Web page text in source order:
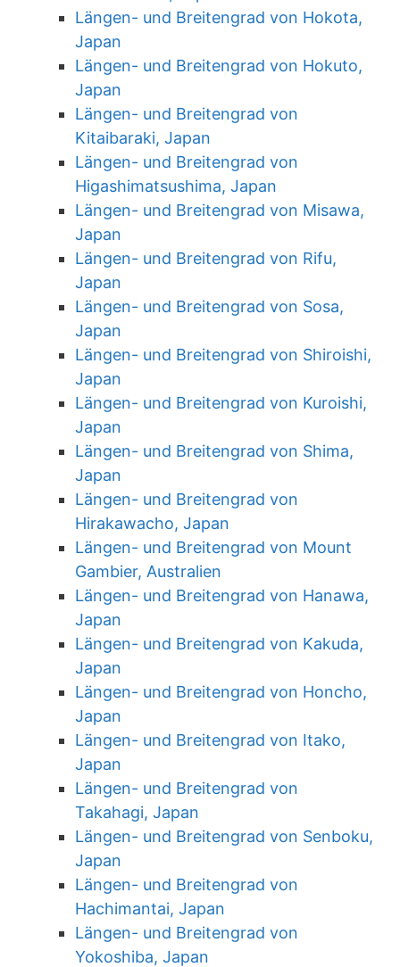
Längen- und Breitengrad von Hokota,
Japan
Längen- und Breitengrad von Hokuto,
Japan
Längen- und Breitengrad von
Kitaibaraki, Japan
Längen- und Breitengrad von
Higashimatsushima, Japan
Längen- und Breitengrad von Misawa,
Japan
Längen- und Breitengrad von Rifu,
Japan
Längen- und Breitengrad von Sosa,
Japan
Längen- und Breitengrad von Shiroishi,
Japan
Längen- und Breitengrad von Kuroishi,
Japan
Längen- und Breitengrad von Shima,
Japan
Längen- und Breitengrad von
Hirakawacho, Japan
Längen- und Breitengrad von Mount
Gambier, Australien
Längen- und Breitengrad von Hanawa,
Japan
Längen- und Breitengrad von Kakuda,
Japan
Längen- und Breitengrad von Honcho,
Japan
Längen- und Breitengrad von Itako,
Japan
Längen- und Breitengrad von
Takahagi, Japan
Längen- und Breitengrad von Senboku,
Japan
Längen- und Breitengrad von
Hachimantai, Japan
Längen- und Breitengrad von
Yokoshiba, Japan